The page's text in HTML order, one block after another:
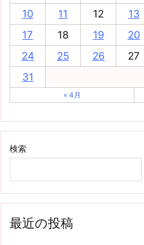
10
11 12 13
17
18 19 20
24
25 26 27
31
« 4月
検索
最近の投稿